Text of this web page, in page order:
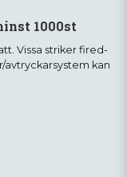
1000st
Vissa striker fired-
kan